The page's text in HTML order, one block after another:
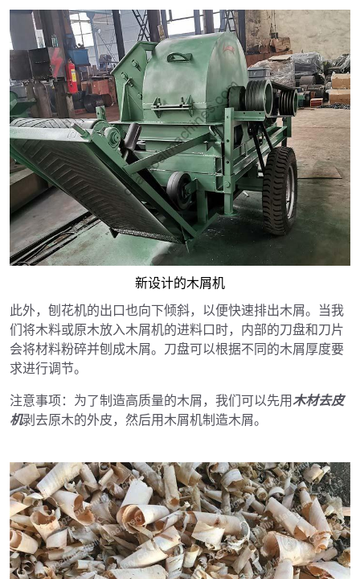
新设计的木屑机
此外，刨花机的出口也向下倾斜，以便快速排出木屑。当我
们将木料或原木放入木屑机的进料口时，内部的刀盘和刀片
会将材料粉碎并刨成木屑。刀盘可以根据不同的木屑厚度要
求进行调节。
注意事项：为了制造高质量的木屑，我们可以先用木材去皮
机剥去原木的外皮，然后用木屑机制造木屑。